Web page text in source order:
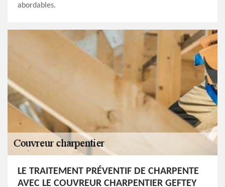
abordables.
LE TRAITEMENT PRÉVENTIF DE CHARPENTE
AVEC LE COUVREUR CHARPENTIER GEFTEY